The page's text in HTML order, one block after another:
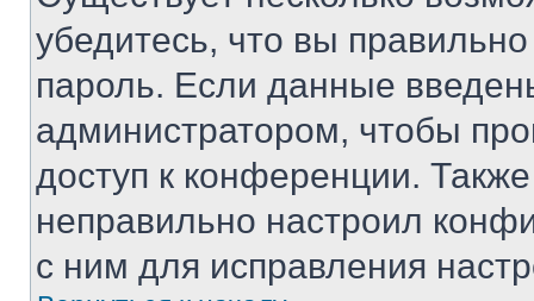
убедитесь, что вы
пароль. Если данные
администратором, чтобы
доступ к конференции.
неправильно настроил
с ним для исправления